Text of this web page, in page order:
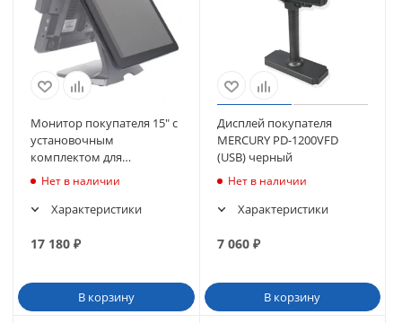
Монитор покупателя 15" с
установочным
комплектом для
сенсорного моноблока
Нет в наличии
Характеристики
17 180 ₽
В корзину
Дисплей покупателя
MERCURY PD-1200VFD
(USB) черный
Нет в наличии
Характеристики
7 060₽
В корзину